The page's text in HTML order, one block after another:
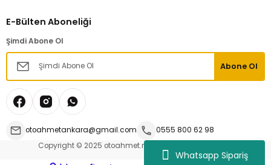
Whatsapp Sipariş
E-Bülten Aboneliği
Şimdi Abone Ol
Abone Ol
otoahmetankara@gmail.com
0555 800 62 98
Copyright © 2025 otoahmet.net | Tüm hakları saklıdır.